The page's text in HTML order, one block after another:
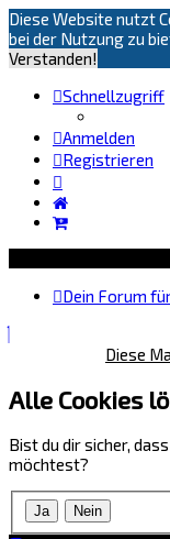
Diese Website nutzt
bei der Nutzung zu
Verstanden!
Schnellzugriff
Anmelden
Registrieren
Dein Forum
Diese
Alle Cookies
Bist du dir sicher,
möchtest?